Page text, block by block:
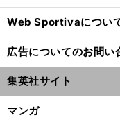
Web Sportivaについ
広告についてのお問い
集英社サイト
マンガ